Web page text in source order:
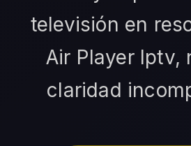
televisión en
Air Player Iptv,
claridad